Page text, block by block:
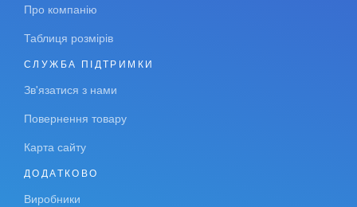
Про компанію
Таблиця розмірів
СЛУЖБА ПІДТРИМКИ
Зв'язатися з нами
Повернення товару
Карта сайту
ДОДАТКОВО
Виробники